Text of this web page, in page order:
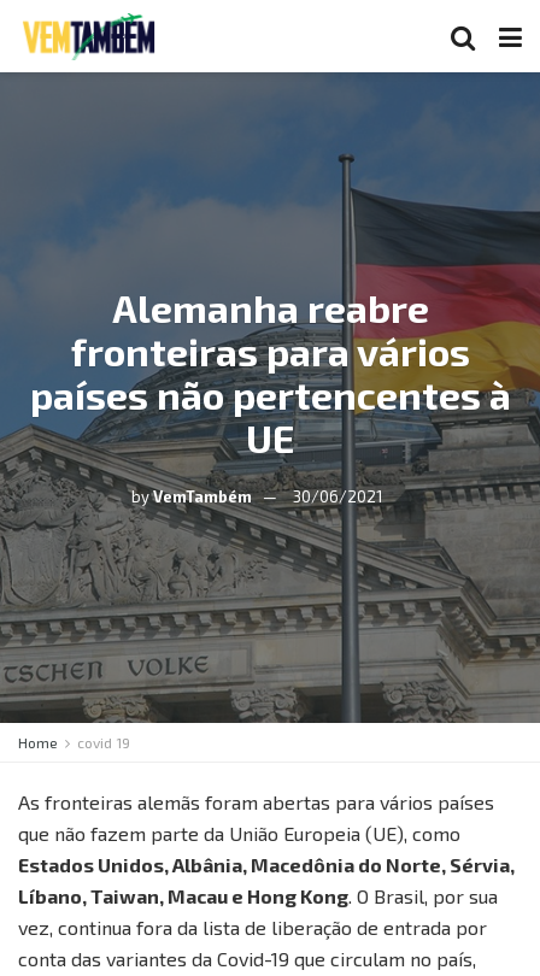
Alemanha reabre
fronteiras para vários
países não pertencentes à
UE
byVemTambém 30/06/2021
Home covid 19
As fronteiras alemãs foram abertas para vários países
que não fazem parte da União Europeia (UE), como
Estados Unidos, Albânia, Macedônia do Norte, Sérvia,
Líbano, Taiwan, Macau e Hong Kong. O Brasil, por sua
vez, continua fora da lista de liberação de entrada por
conta das variantes da Covid-19 que circulam no país,